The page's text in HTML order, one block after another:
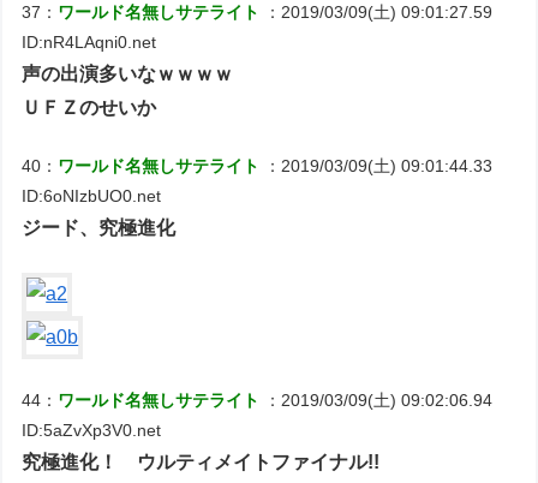
37： ワールド名無しサテライト
：2019/03/09(土) 09:01:27.59
ID:nR4LAqni0.net
声の出演多いなｗｗｗｗ
ＵＦＺのせいか
40： ワールド名無しサテライト
：2019/03/09(土) 09:01:44.33
ID:6oNIzbUO0.net
ジード、究極進化
44： ワールド名無しサテライト
：2019/03/09(土) 09:02:06.94
ID:5aZvXp3V0.net
究極進化！ ウルティメイトファイナル!!